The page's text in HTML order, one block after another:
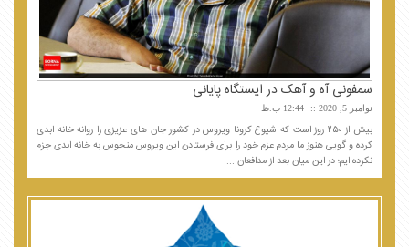
سمفونی آه و آهک در ایستگاه پایانی
نوامبر 5, 2020 12:44 ب.ظ
بیش از ۲۵۰ روز است که شیوع کرونا ویروس در کشور جان های عزیزی را روانه خانه ابدی
کرده و گویی هنوز ما مردم عزم خود را برای فرستادن این ویروس منحوس به خانه ابدی جزم
نکرده ایم؛ در این میان بعد از مدافعان ...